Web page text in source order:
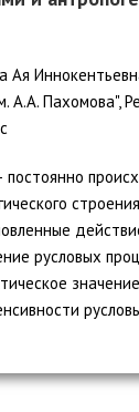
Ая
А.А. Пахомова",
постоянно
русловых